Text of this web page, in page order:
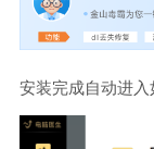
安装完成自动进入